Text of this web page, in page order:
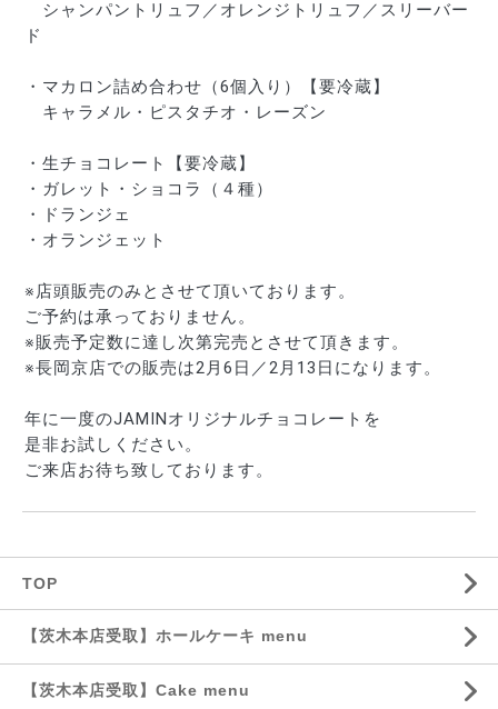
シャンパントリュフ／オレンジトリュフ／スリーバー
ド
・マカロン詰め合わせ（6個入り）【要冷蔵】
キャラメル・ピスタチオ・レーズン
・生チョコレート【要冷蔵】
・ガレット・ショコラ（４種）
・ドランジェ
・オランジェット
※店頭販売のみとさせて頂いております。
ご予約は承っておりません。
※販売予定数に達し次第完売とさせて頂きます。
※長岡京店での販売は2月6日／2月13日になります。
年に一度のJAMINオリジナルチョコレートを
是非お試しください。
ご来店お待ち致しております。
TOP
【茨木本店受取】ホールケーキ menu
【茨木本店受取】Cake menu